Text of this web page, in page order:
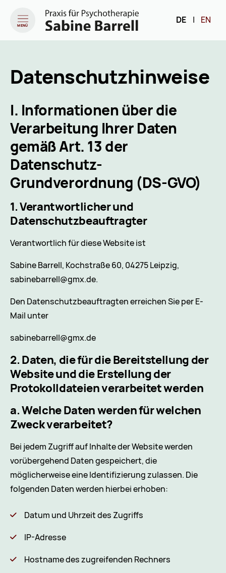
MENÜ
DE | EN
Datenschutz­hinweise
I. Informationen über die
Verarbeitung Ihrer Daten
gemäß Art. 13 der
Datenschutz-
Grundverordnung (DS-GVO)
1. Verantwortlicher und
Datenschutzbeauftragter
Verantwortlich für diese Website ist
Sabine Barrell, Kochstraße 60, 04275 Leipzig,
sabinebarrell@gmx.de.
Den Datenschutzbeauftragten erreichen Sie per E-
Mail unter
sabinebarrell@gmx.de
2. Daten, die für die Bereitstellung der
Website und die Erstellung der
Protokolldateien verarbeitet werden
a. Welche Daten werden für welchen
Zweck verarbeitet?
Bei jedem Zugriff auf Inhalte der Website werden
vorübergehend Daten gespeichert, die
möglicherweise eine Identifizierung zulassen. Die
folgenden Daten werden hierbei erhoben:
Datum und Uhrzeit des Zugriffs
IP-Adresse
Hostname des zugreifenden Rechners